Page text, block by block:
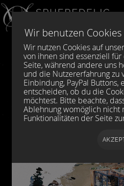
Sprache auswählen
Wir benutzen Cookies
Wir nutzen Cookies auf
von ihnen sind essenziell
Seite, während andere uns
und die Nutzererfahrung zu
Einbindung, PayPal Buttons,
entscheiden, ob du die
möchtest. Bitte beachte,
Ablehnung womöglich nicht
Funktionalitäten der Seite